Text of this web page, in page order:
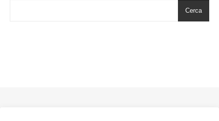
Cerca